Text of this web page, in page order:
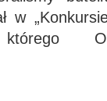
w